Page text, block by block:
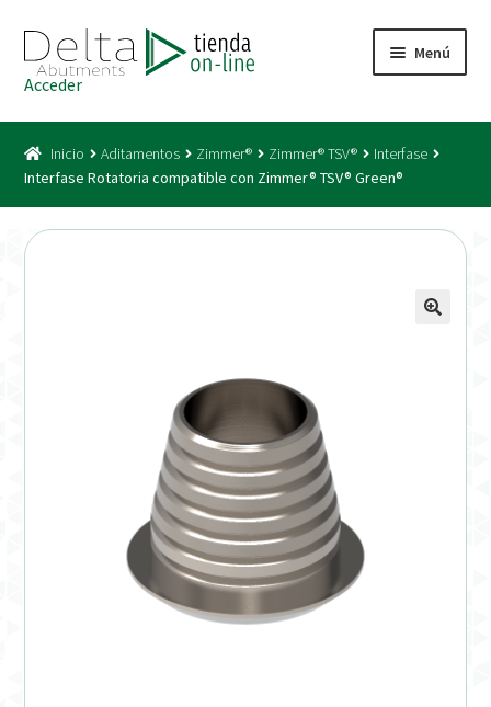
a
la
navegación
al
contenido
Menú
Acceso
Condiciones generales
Conexiones CAD CAM
Finalizar Pedido
Acceder
Inicio Aditamentos Zimmer® Zimmer® TSV®
Interfase
Interfase Rotatoria compatible con Zimmer® TSV® Green®